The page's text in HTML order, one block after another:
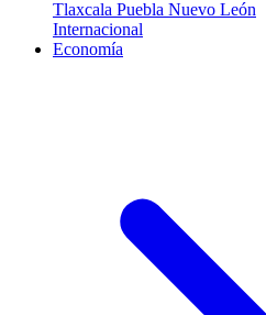
Tlaxcala Puebla Nuevo León
Internacional
Economía